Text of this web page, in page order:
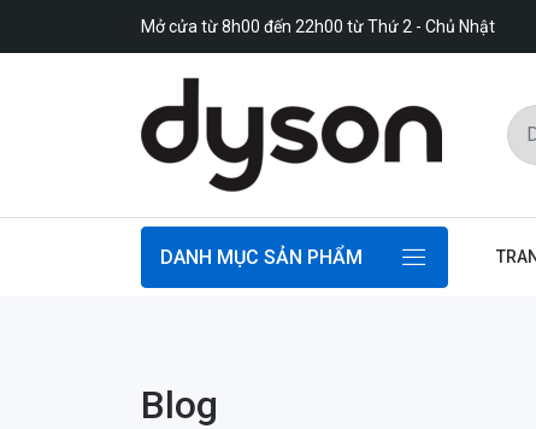
Mở cửa từ 8h00 đến 22h00 từ Thứ 2 - Chủ Nhật
DANH MỤC SẢN PHẨM
Blog